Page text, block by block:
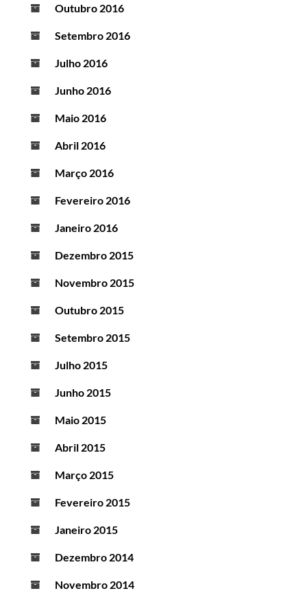
Outubro 2016
Setembro 2016
Julho 2016
Junho 2016
Maio 2016
Abril 2016
Março 2016
Fevereiro 2016
Janeiro 2016
Dezembro 2015
Novembro 2015
Outubro 2015
Setembro 2015
Julho 2015
Junho 2015
Maio 2015
Abril 2015
Março 2015
Fevereiro 2015
Janeiro 2015
Dezembro 2014
Novembro 2014